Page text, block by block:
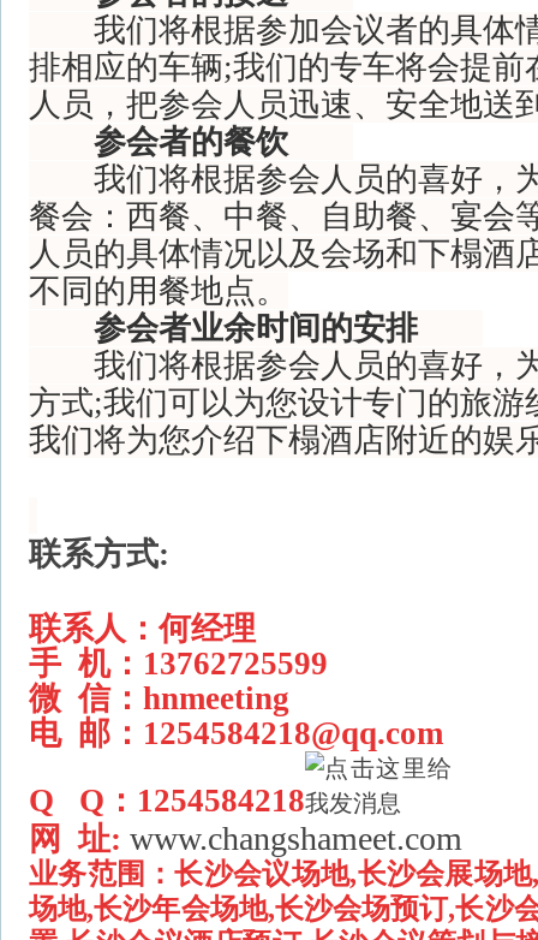
我们将根据参加会议者的具体
排相应的车辆;我们的专车将会提前
人员，把参会人员迅速、安全地送
参会者的餐饮
我们将根据参会人员的喜好，
餐会：西餐、中餐、自助餐、宴会
人员的具体情况以及会场和下榻酒
不同的用餐地点。
参会者业余时间的安排
我们将根据参会人员的喜好，
方式;我们可以为您设计专门的旅
我们将为您介绍下榻酒店附近的娱
联系方式:
联系人：何经理
手 机：13762725599
微 信：hnmeeting
电 邮： 1254584218@qq.com
Q Q：1254584218
网 址: www.changshameet.com
业务范围：长沙会议场地,长沙会展场
场地,长沙年会场地,长沙会场预订,长沙